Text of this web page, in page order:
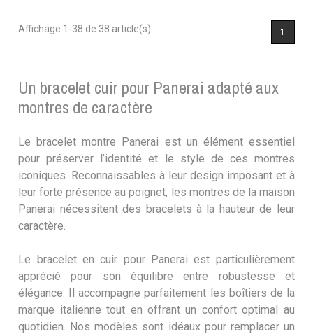
Affichage 1-38 de 38 article(s) 1
Un bracelet cuir pour Panerai adapté aux
montres de caractère
Le bracelet montre Panerai est un élément essentiel
pour préserver l’identité et le style de ces montres
iconiques. Reconnaissables à leur design imposant et à
leur forte présence au poignet, les montres de la maison
Panerai nécessitent des bracelets à la hauteur de leur
caractère.
Le bracelet en cuir pour Panerai est particulièrement
apprécié pour son équilibre entre robustesse et
élégance. Il accompagne parfaitement les boîtiers de la
marque italienne tout en offrant un confort optimal au
quotidien. Nos modèles sont idéaux pour remplacer un